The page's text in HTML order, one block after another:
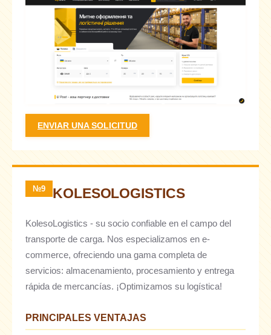
ENVIAR UNA SOLICITUD
№9 KOLESOLOGISTICS
KolesoLogistics - su socio confiable en el campo del
transporte de carga. Nos especializamos en e-
commerce, ofreciendo una gama completa de
servicios: almacenamiento, procesamiento y entrega
rápida de mercancías. ¡Optimizamos su logística!
PRINCIPALES VENTAJAS